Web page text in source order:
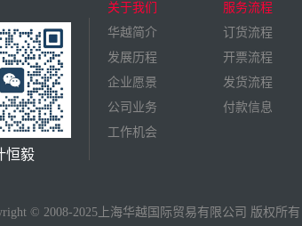
恒毅
关于我们
华越简介
发展历程
企业愿景
公司业务
工作机会
服务流程
订货流程
开票流程
发货流程
付款信息
© 2008-2025上海华越国际贸易有限公司 版权所有